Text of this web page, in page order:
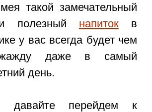
такой замечательный
полезный напитокв
у вас всегда будет чем
жажду даже в самый
день.
давайте перейдем к